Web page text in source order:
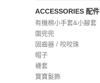
ACCESSORIES 配件
有機棉小手套&小腳套
圍兜兜
固齒器 / 咬咬珠
帽子
襪套
寶寶髮飾